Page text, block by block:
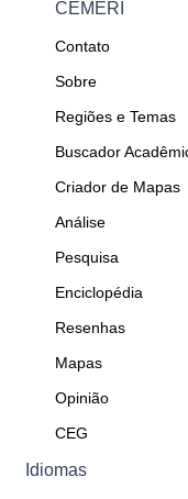
CEMERI
Contato
Sobre
Regiões e Temas
Buscador
Criador de Mapas
Análise
Pesquisa
Enciclopédia
Resenhas
Mapas
Opinião
CEG
Idiomas